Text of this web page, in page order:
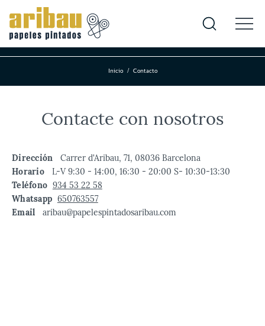
Inicio Contacto
Contacte con nosotros
Dirección
Carrer d'Aribau, 71, 08036 Barcelona
Horario
L-V 9:30 - 14:00, 16:30 - 20:00 S- 10:30-13:30
Teléfono 934 53 22 58
Whatsapp 650763557
Email
aribau@papelespintadosaribau.com